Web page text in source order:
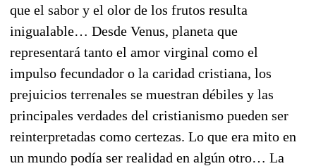
que el sabor y el olor de los frutos resulta
inigualable… Desde Venus, planeta que
representará tanto el amor virginal como el
impulso fecundador o la caridad cristiana, los
prejuicios terrenales se muestran débiles y las
principales verdades del cristianismo pueden ser
reinterpretadas como certezas. Lo que era mito en
un mundo podía ser realidad en algún otro… La